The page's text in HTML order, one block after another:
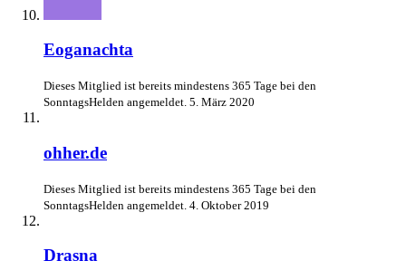
Eoganachta
Dieses Mitglied ist bereits mindestens 365 Tage bei den
SonntagsHelden angemeldet. 5. März 2020
ohher.de
Dieses Mitglied ist bereits mindestens 365 Tage bei den
SonntagsHelden angemeldet. 4. Oktober 2019
Drasna